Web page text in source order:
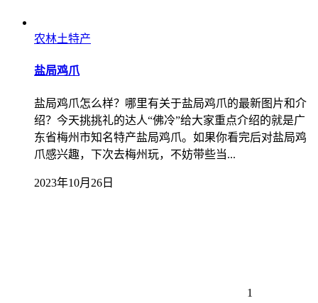
农林土特产
盐局鸡爪
盐局鸡爪怎么样？哪里有关于盐局鸡爪的最新图片和介
绍？今天挑挑礼的达人“佛冷”给大家重点介绍的就是广
东省梅州市知名特产盐局鸡爪。如果你看完后对盐局鸡
爪感兴趣，下次去梅州玩，不妨带些当...
2023年10月26日
1